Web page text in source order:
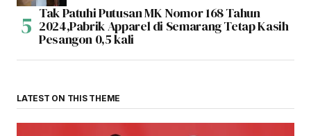
Tak Patuhi Putusan MK Nomor 168 Tahun
2024,Pabrik Apparel di Semarang Tetap Kasih
Pesangon 0,5 kali
LATEST ON THIS THEME